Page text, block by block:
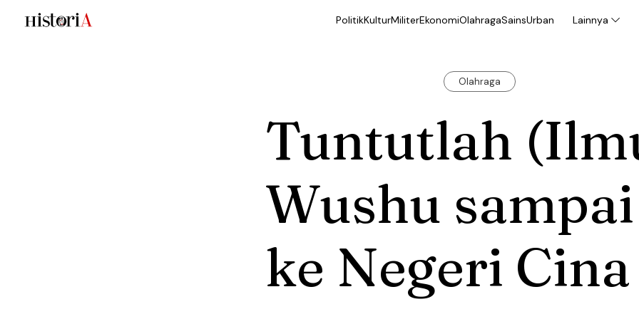
PolitikKulturMiliterEkonomiOlahragaSainsUrban Lainnya
Olahraga
Tuntutlah
Wushu sampai
ke Negeri Cina